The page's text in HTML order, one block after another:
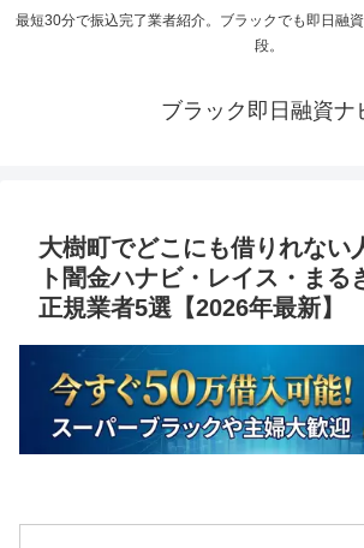
最短30分で振込完了業者紹介。ブラックでも即日融
段。
ブラック即日融資ナ
大樹町でどこにも借りれない
ト闇金ハナビ・レイス・まる
正規業者5選【2026年最新】